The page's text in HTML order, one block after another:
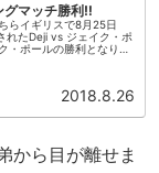
グマッチ勝利‼
らイギリスで8月25日
れたDeji vs ジェイク・ポ
・ポールの勝利となりま
2018.8.26
から目が離せま